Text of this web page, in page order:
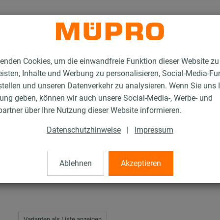
Cookies, um die einwandfreie Funktion dieser Website zu
Inhalte und Werbung zu personalisieren, Social-Media-
und unseren Datenverkehr zu analysieren. Wenn Sie uns
geben, können wir auch unsere Social-Media-, Werbe- und
über Ihre Nutzung dieser Website informieren.
Datenschutzhinweise | Impressum
Ablehnen Akzeptieren
mit Rohrgewindeanschluss
mit